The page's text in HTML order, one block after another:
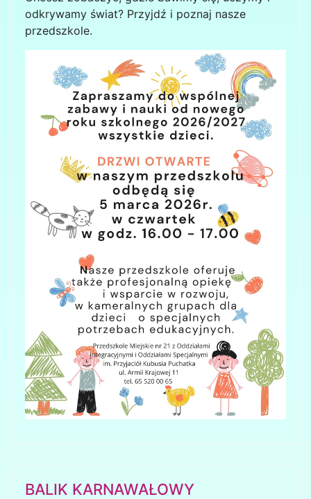
odkrywamy świat? Przyjdź i poznaj nasze
przedszkole.
BALIK KARNAWAŁOWY